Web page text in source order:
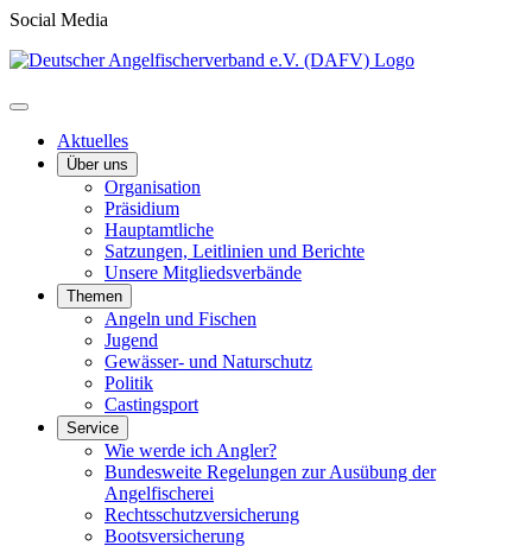
Social Media
Aktuelles
Über uns
Organisation
Präsidium
Hauptamtliche
Satzungen, Leitlinien und Berichte
Unsere Mitgliedsverbände
Themen
Angeln und Fischen
Jugend
Gewässer- und Naturschutz
Politik
Castingsport
Service
Wie werde ich Angler?
Bundesweite Regelungen zur Ausübung der
Angelfischerei
Rechtsschutzversicherung
Bootsversicherung